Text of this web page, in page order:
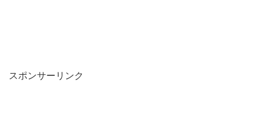
スポンサーリンク